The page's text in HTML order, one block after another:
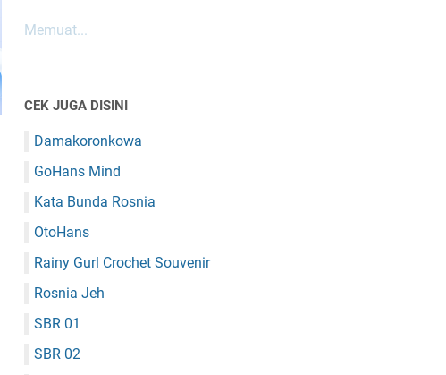
Memuat...
CEK JUGA DISINI
Damakoronkowa
GoHans Mind
Kata Bunda Rosnia
OtoHans
Rainy Gurl Crochet Souvenir
Rosnia Jeh
SBR 01
SBR 02